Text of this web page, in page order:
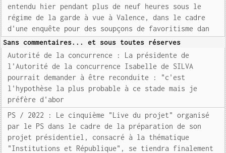
entendu hier pendant plus de neuf heures sous le
régime de la garde à vue à Valence, dans le cadre
d'une enquête pour des soupçons de favoritisme dan
Sans commentaires... et sous toutes réserves
Autorité de la concurrence : La présidente de
l'Autorité de la concurrence Isabelle de SILVA
pourrait demander à être reconduite : "c'est
l'hypothèse la plus probable à ce stade mais je
préfère d'abor
PS / 2022 : Le cinquième "Live du projet" organisé
par le PS dans le cadre de la préparation de son
projet présidentiel, consacré à la thématique
"Institutions et République", se tiendra finalement